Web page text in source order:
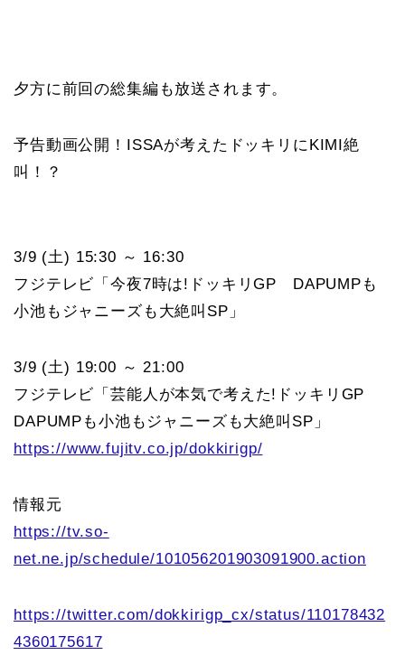
夕方に前回の総集編も放送されます。
予告動画公開！ISSAが考えたドッキリにKIMI絶
叫！？
3/9 (土) 15:30 ～ 16:30
フジテレビ「今夜7時は!ドッキリGP DAPUMPも
小池もジャニーズも大絶叫SP」
3/9 (土) 19:00 ～ 21:00
フジテレビ「芸能人が本気で考えた!ドッキリGP
DAPUMPも小池もジャニーズも大絶叫SP」
https://www.fujitv.co.jp/dokkirigp/
情報元
https://tv.so-
net.ne.jp/schedule/101056201903091900.action
https://twitter.com/dokkirigp_cx/status/110178432
4360175617